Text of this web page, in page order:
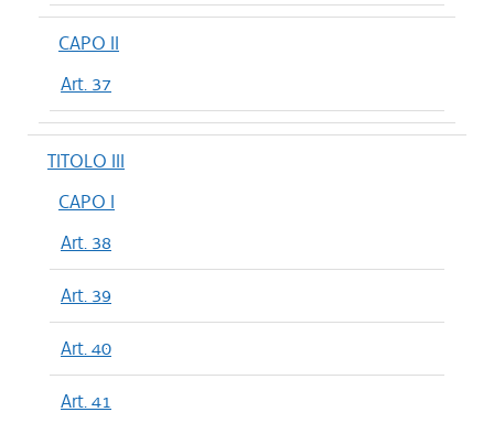
CAPO II
Art. 37
TITOLO III
CAPO I
Art. 38
Art. 39
Art. 40
Art. 41